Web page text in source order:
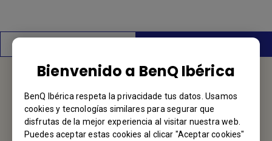
Bienvenido a BenQ Ibérica
BenQ Ibérica respeta la privacidade tus datos. Usamos
cookies y tecnologías similares para segurar que
disfrutas de la mejor experiencia al visitar nuestra web.
Puedes aceptar estas cookies al clicar "Aceptar cookies"
Servicio de asistencia técnica